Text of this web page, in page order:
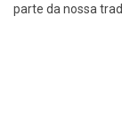
parte da nossa